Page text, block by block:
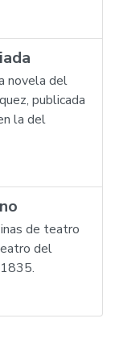
novela del
publicada
la del
de teatro
del